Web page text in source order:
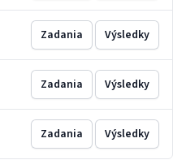
Zadania Výsledky
Zadania Výsledky
Zadania Výsledky